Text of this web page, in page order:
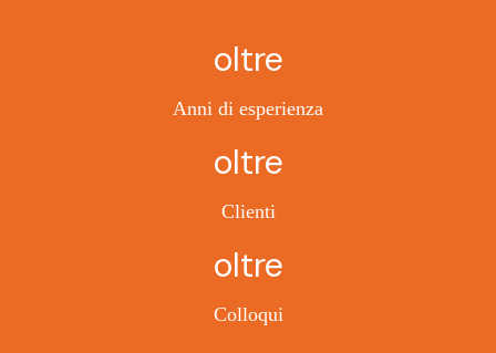
Anni di esperienza
Clienti
Colloqui